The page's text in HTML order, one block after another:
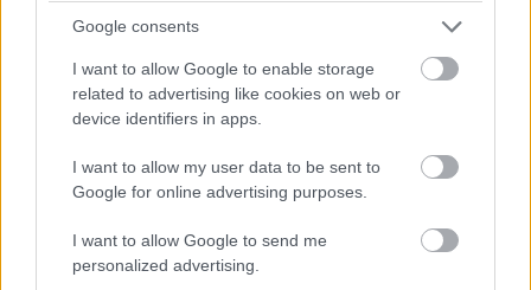
Google consents
I want to allow Google to enable storage
related to advertising like cookies on web or
device identifiers in apps.
I want to allow my user data to be sent to
Google for online advertising purposes.
I want to allow Google to send me
personalized advertising.
PCW.pro
Mini és lapos PC-kkel villog a
Zotac
Computex 2019
Intel Xeon processzor is elfér a
Zotac apró ZBox gépeiben
PCW.pro| 2019.05.21 16:30